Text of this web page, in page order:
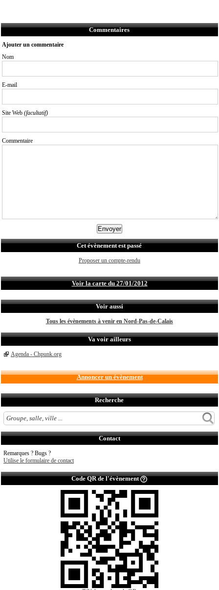
Commentaires
Ajouter un commentaire
Nom
E-mail
Site Web (facultatif)
Commentaire
Cet évènement est passé
Proposer un compte-rendu
Voir la carte du 27/01/2012
Voir aussi
Tous les évènements à venir en Nord-Pas-de-Calais
Va voir ailleurs
Agenda - Chpunk.org
Annoncer un évènement
Recherche
Contact
Remarques ? Bugs ?
Utilise le formulaire de contact
Code QR de l'évènement